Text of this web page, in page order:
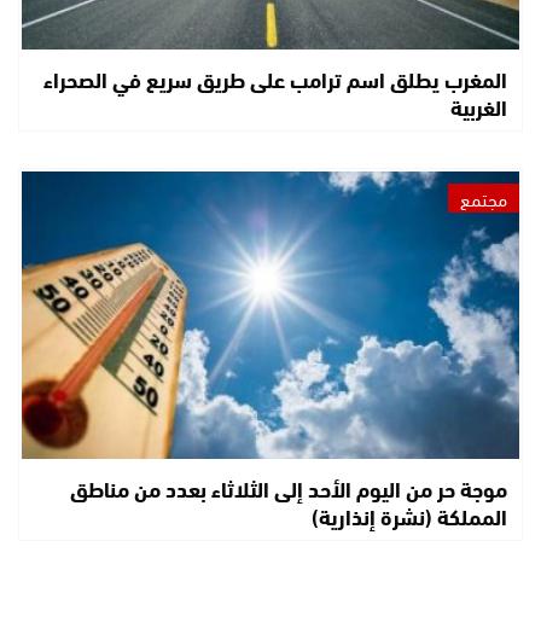
المغرب يطلق اسم ترامب على طريق سريع في الصحراء
الغربية
مجتمع
موجة حر من اليوم الأحد إلى الثلاثاء بعدد من مناطق
المملكة (نشرة إنذارية)